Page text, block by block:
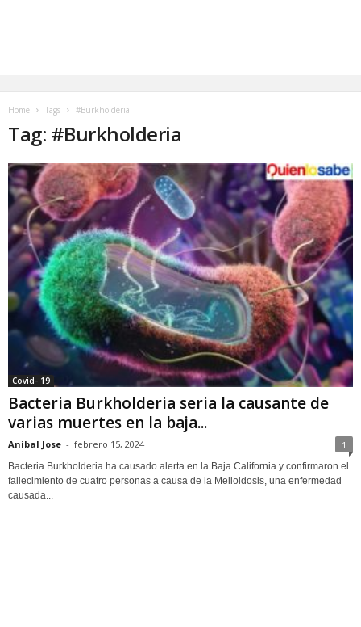
Home Tags #Burkholderia
Tag: #Burkholderia
Covid- 19
Bacteria Burkholderia seria la causante de
varias muertes en la baja...
Anibal Jose - febrero 15, 2024 1
Bacteria Burkholderia ha causado alerta en la Baja California y confirmaron el
fallecimiento de cuatro personas a causa de la Melioidosis, una enfermedad
causada...